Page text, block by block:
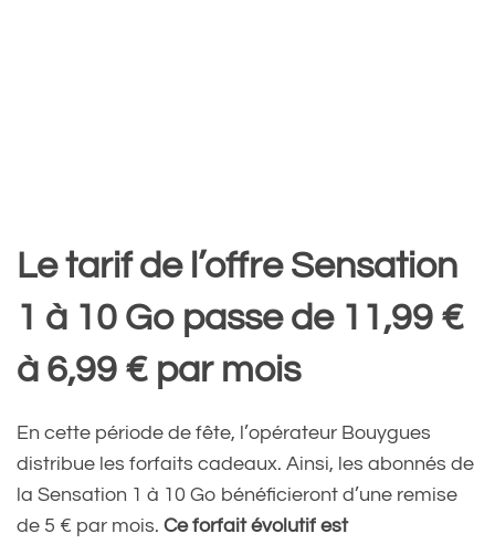
Le tarif de l’offre Sensation
1 à 10 Go passe de 11,99 €
à 6,99 € par mois
En cette période de fête, l’opérateur Bouygues
distribue les forfaits cadeaux. Ainsi, les abonnés de
la Sensation 1 à 10 Go bénéficieront d’une remise
de 5 € par mois. Ce forfait évolutif est